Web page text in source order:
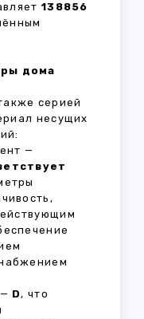
138856
дома
серией
несущих
—
D, что